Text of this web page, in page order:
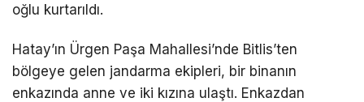
oğlu kurtarıldı.
Hatay’ın Ürgen Paşa Mahallesi’nde Bitlis’ten
bölgeye gelen jandarma ekipleri, bir binanın
enkazında anne ve iki kızına ulaştı. Enkazdan